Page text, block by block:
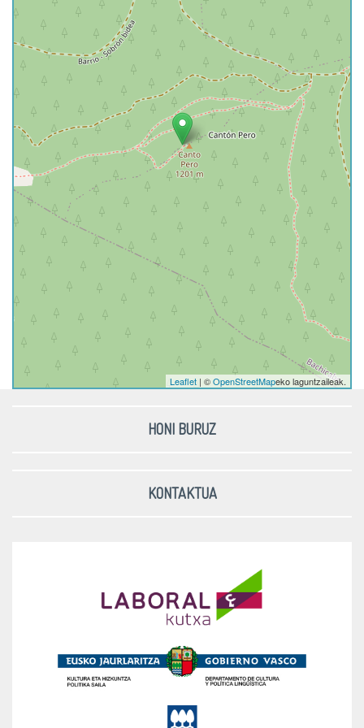
Leaflet | ©OpenStreetMapeko laguntzaileak.
HONI BURUZ
KONTAKTUA